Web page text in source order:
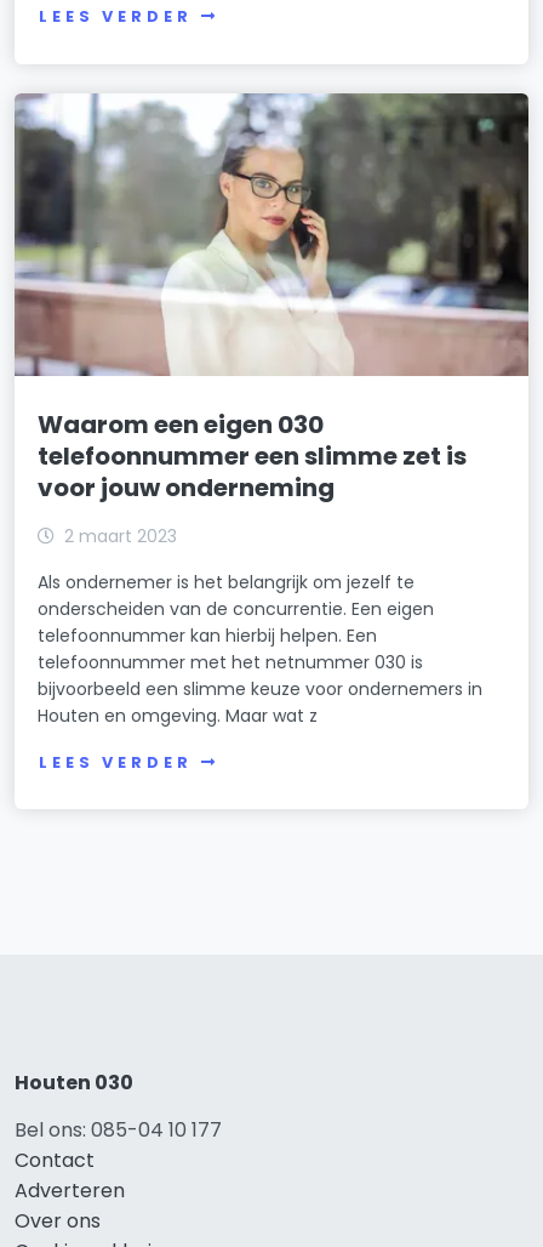
LEES VERDER
Waarom een eigen 030
telefoonnummer een slimme zet is
voor jouw onderneming
2 maart 2023
Als ondernemer is het belangrijk om jezelf te
onderscheiden van de concurrentie. Een eigen
telefoonnummer kan hierbij helpen. Een
telefoonnummer met het netnummer 030 is
bijvoorbeeld een slimme keuze voor ondernemers in
Houten en omgeving. Maar wat z
LEES VERDER
Houten 030
Bel ons: 085-04 10 177
Contact
Adverteren
Over ons